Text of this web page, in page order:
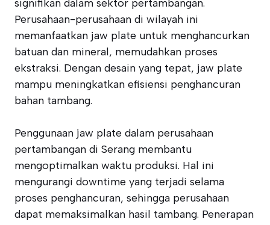
signifikan dalam sektor pertambangan.
Perusahaan-perusahaan di wilayah ini
memanfaatkan jaw plate untuk menghancurkan
batuan dan mineral, memudahkan proses
ekstraksi. Dengan desain yang tepat, jaw plate
mampu meningkatkan efisiensi penghancuran
bahan tambang.
Penggunaan jaw plate dalam perusahaan
pertambangan di Serang membantu
mengoptimalkan waktu produksi. Hal ini
mengurangi downtime yang terjadi selama
proses penghancuran, sehingga perusahaan
dapat memaksimalkan hasil tambang. Penerapan